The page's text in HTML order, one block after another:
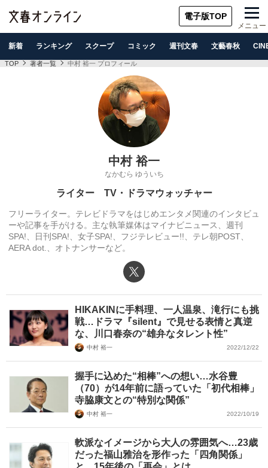
電子版TOP
メニュー
新着 ランキング スクープ コミック 週刊文春 文藝春秋
TOP 著者一覧 中村 裕一 プロフィール
中村 裕一
なかむら ゆういち
ライター TV・ドラマウォッチャー
フリーライター。テレビドラマをはじめエンタメ関連のインタビュ
ーや記事を手がける。主な執筆媒体はマイナビニュース、週刊
SPA!、日刊SPA!、女子SPA!、フジテレビュー!!、テレ朝POST、
AERA dot.、オトナンサーなど。
HIKAKINに手料理、一人温泉、滝行にも挑
戦…ドラマ『silent』で見せる表情と真逆
な、川口春奈の“雄弁なタレント性”
中村 裕一 2022/12/22
握手に込めた“相棒”への想い…水谷豊
（70）が14年前に語っていた「初代相棒」
寺脇康文との“特別な関係”
中村 裕一 2022/10/19
軟派なイメージから大人の雰囲気へ…23歳
だった福山雅治を形作った「四角関係」